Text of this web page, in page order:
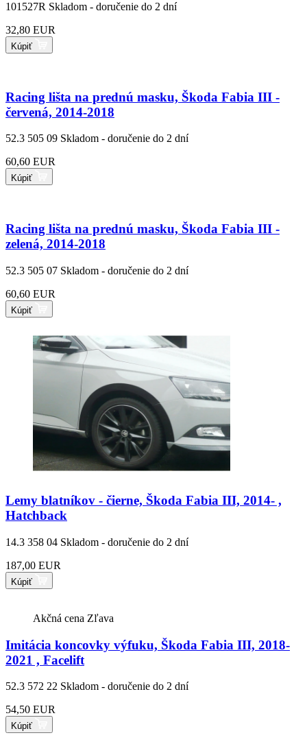
101527R Skladom - doručenie do 2 dní
32,80 EUR
Kúpiť
Racing lišta na prednú masku, Škoda Fabia III -
červená, 2014-2018
52.3 505 09 Skladom - doručenie do 2 dní
60,60 EUR
Kúpiť
Racing lišta na prednú masku, Škoda Fabia III -
zelená, 2014-2018
52.3 505 07 Skladom - doručenie do 2 dní
60,60 EUR
Kúpiť
Lemy blatníkov - čierne, Škoda Fabia III, 2014- ,
Hatchback
14.3 358 04 Skladom - doručenie do 2 dní
187,00 EUR
Kúpiť
Akčná cena Zľava
Imitácia koncovky výfuku, Škoda Fabia III, 2018-
2021 , Facelift
52.3 572 22 Skladom - doručenie do 2 dní
54,50 EUR
Kúpiť